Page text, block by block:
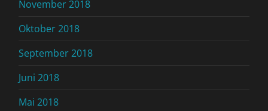
November 2018
Oktober 2018
September 2018
Juni 2018
Mai 2018